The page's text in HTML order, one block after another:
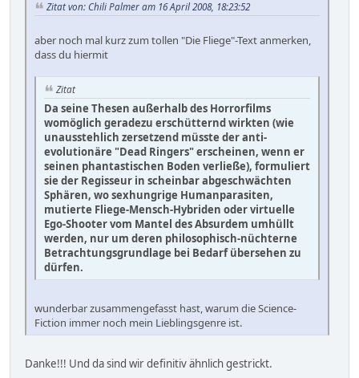
Zitat von: Chili Palmer am 16 April 2008, 18:23:52
aber noch mal kurz zum tollen "Die Fliege"-Text anmerken,
dass du hiermit
Zitat
Da seine Thesen außerhalb des Horrorfilms
womöglich geradezu erschütternd wirkten (wie
unausstehlich zersetzend müsste der anti-
evolutionäre "Dead Ringers" erscheinen, wenn er
seinen phantastischen Boden verließe), formuliert
sie der Regisseur in scheinbar abgeschwächten
Sphären, wo sexhungrige Humanparasiten,
mutierte Fliege-Mensch-Hybriden oder virtuelle
Ego-Shooter vom Mantel des Absurdem umhüllt
werden, nur um deren philosophisch-nüchterne
Betrachtungsgrundlage bei Bedarf übersehen zu
dürfen.
wunderbar zusammengefasst hast, warum die Science-
Fiction immer noch mein Lieblingsgenre ist.
Danke!!! Und da sind wir definitiv ähnlich gestrickt.